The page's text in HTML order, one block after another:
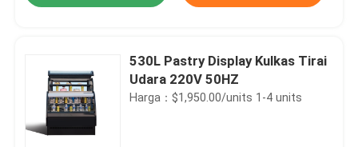
530L Pastry Display Kulkas Tirai
Udara 220V 50HZ
Harga：$1,950.00/units 1-4 units